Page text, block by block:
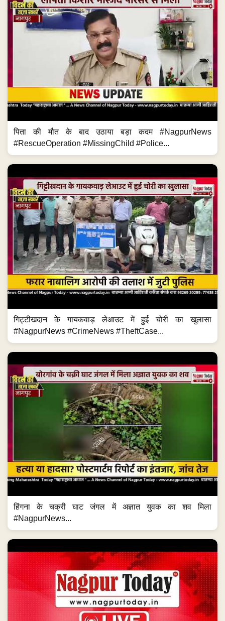
पिता की मौत के बाद उठाया बड़ा कदम #NagpurNews
#RescueOperation #MissingChild #Police...
गिट्टीखदान के गायकवाड़ लेआउट में हुई चोरी का खुलासा
#NagpurNews #CrimeNews #TheftCase...
हिंगना के चक्री घाट जंगल में अज्ञात युवक का शव मिला
#NagpurNews...